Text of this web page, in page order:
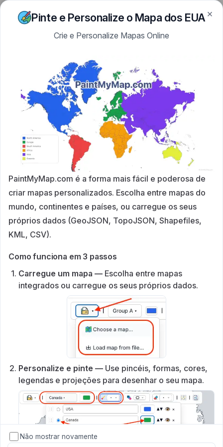
Skip to content
PaintMyMap ×
Pinte e Personalize o Mapa dos EUA
Crie e Personalize Mapas Online
PaintMyMap.com é a forma mais fácil e poderosa de
criar mapas personalizados. Escolha entre mapas do
mundo, continentes e países, ou carregue os seus
próprios dados (GeoJSON, TopoJSON, Shapefiles,
KML, CSV).
Como funciona em 3 passos
Carregue um mapa — Escolha entre mapas
integrados ou carregue os seus próprios dados.
Personalize e pinte — Use pincéis, formas, cores,
legendas e projeções para desenhar o seu mapa.
Não mostrar novamente